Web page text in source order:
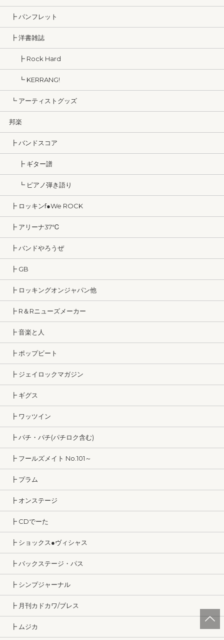
┣ パンフレット
┣ 洋書雑誌
┣ Rock Hard
┗ KERRANG!
┗ アーティストグッズ
邦楽
┣ バンドスコア
┣ ギター譜
┗ ピアノ弾き語り
┣ ロッキンf●We ROCK
┣ アリーナ37℃
┣ バンドやろうぜ
┣ GB
┣ ロッキングオンジャパン他
┣ R＆Rニューズメーカー
┣ 音楽と人
┣ ポップビート
┣ ジェイロックマガジン
┣ ギグス
┣ ワッツイン
┣ パチ・パチ(パチロク含む)
┣ フールズメイト No.101～
┣ プラム
┣ オンステージ
┣ CDでーた
┣ ショックス●ヴィシャス
┣ バックステージ・パス
┣ シンプジャーナル
┣ 月刊カドカワ/ブレス
┣ ムジカ